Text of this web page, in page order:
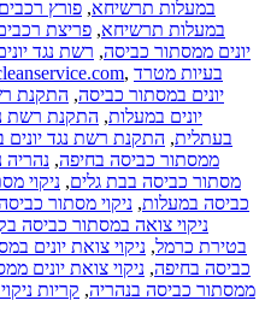
במעלות תרשיחא, פורץ רכבים
במעלות תרשיחא, פריצת
יונים ממסתור כביסה, רשת נגד
, בעיות מטרד
יונים במסתור כביסה, התקנת
יונים במעלות, התקנת רשת
בעתלית, התקנת רשת נגד יונים
ממסתור כביסה בחיפה, נהריה
מסתור כביסה בבת גלים, ניקוי
כביסה במעלות, ניקוי מסתור
ניקוי צואה במסתור כביסה
בטירת כרמל, ניקוי צואת יונים
כביסה בחיפה, ניקוי צואת יונים
ממסתור כביסה בנהריה, קריות